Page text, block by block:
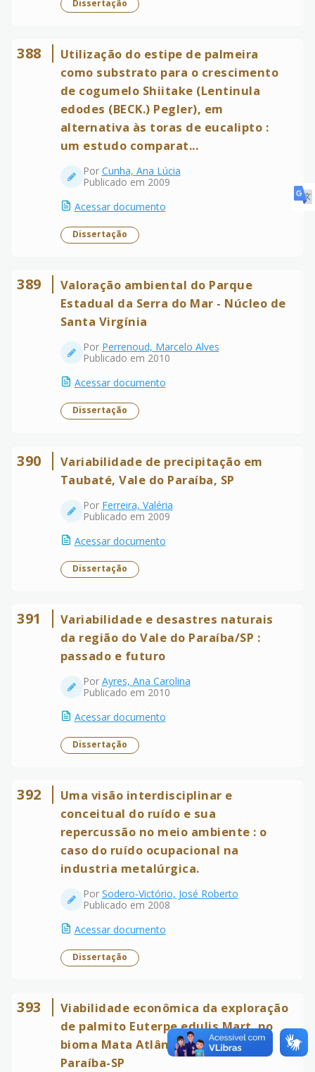
Dissertação
388
Utilização do estipe de palmeira
como substrato para o crescimento
de cogumelo Shiitake (Lentinula
edodes (BECK.) Pegler), em
alternativa às toras de eucalipto :
um estudo comparat...
Por Cunha, Ana Lúcia
Publicado em 2009
Acessar documento
Dissertação
389
Valoração ambiental do Parque
Estadual da Serra do Mar - Núcleo de
Santa Virgínia
Por Perrenoud, Marcelo Alves
Publicado em 2010
Acessar documento
Dissertação
390
Variabilidade de precipitação em
Taubaté, Vale do Paraíba, SP
Por Ferreira, Valéria
Publicado em 2009
Acessar documento
Dissertação
391
Variabilidade e desastres naturais
da região do Vale do Paraíba/SP :
passado e futuro
Por Ayres, Ana Carolina
Publicado em 2010
Acessar documento
Dissertação
392
Uma visão interdisciplinar e
conceitual do ruído e sua
repercussão no meio ambiente : o
caso do ruído ocupacional na
industria metalúrgica.
Por Sodero-Victório, José Roberto
Publicado em 2008
Acessar documento
Dissertação
393
Viabilidade econômica da exploração
de palmito Euterpe edulis Mart. no
bioma Mata Atlântica, Vale do
Paraíba-SP